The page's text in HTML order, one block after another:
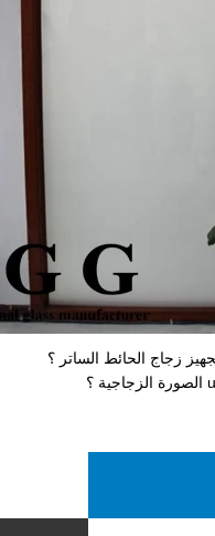
زجاج الحائط الساتر ؟